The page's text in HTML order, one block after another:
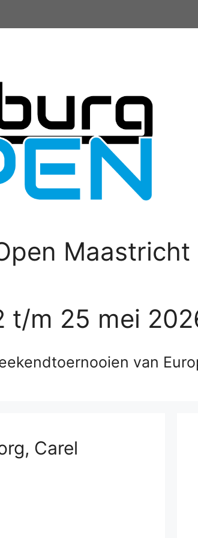
Maastricht
t/m 25 mei
van
Carel